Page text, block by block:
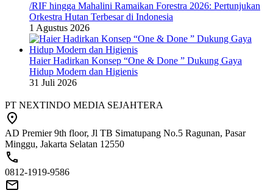
/RIF hingga Mahalini Ramaikan Forestra 2026: Pertunjukan
Orkestra Hutan Terbesar di Indonesia
1 Agustus 2026
Haier Hadirkan Konsep “One & Done ” Dukung Gaya
Hidup Modern dan Higienis
31 Juli 2026
PT NEXTINDO MEDIA SEJAHTERA
AD Premier 9th floor, Jl TB Simatupang No.5 Ragunan, Pasar
Minggu, Jakarta Selatan 12550
0812-1919-9586